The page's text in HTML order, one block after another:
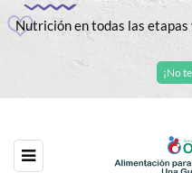
Nutrición en todas las
¡No